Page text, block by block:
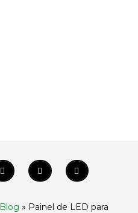
Blog » Painel de LED para